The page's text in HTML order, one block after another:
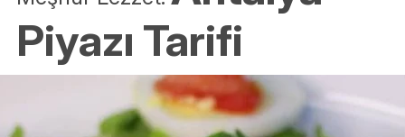
Piyazı Tarifi